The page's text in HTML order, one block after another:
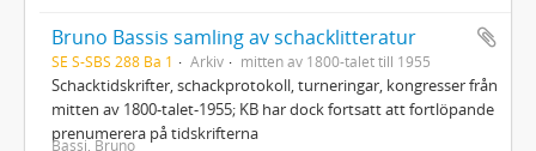
Bruno Bassis samling av schacklitteratur
SE S-SBS 288 Ba 1 Arkiv mitten av 1800-talet till 1955
Schacktidskrifter, schackprotokoll, turneringar, kongresser från
mitten av 1800-talet-1955; KB har dock fortsatt att fortlöpande
prenumerera på tidskrifterna
Bassi, Bruno